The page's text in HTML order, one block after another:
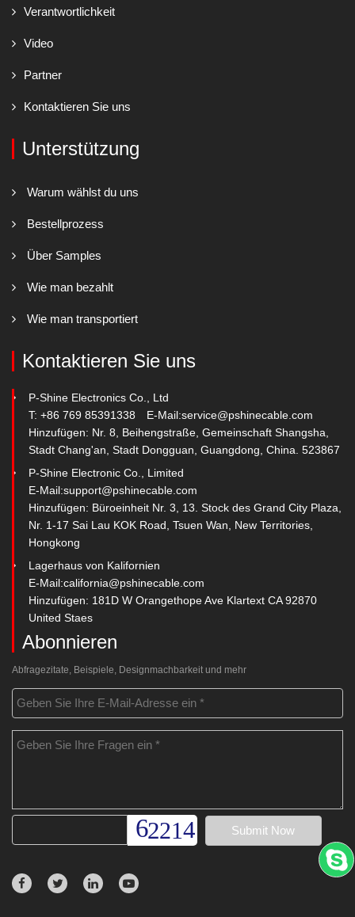
Verantwortlichkeit
Video
Partner
Kontaktieren Sie uns
Unterstützung
Warum wählst du uns
Bestellprozess
Über Samples
Wie man bezahlt
Wie man transportiert
Kontaktieren Sie uns
P-Shine Electronics Co., Ltd
T: +86 769 85391338
E-Mail:service@pshinecable.com
Hinzufügen: Nr. 8, Beihengstraße, Gemeinschaft Shangsha,
Stadt Chang'an, Stadt Dongguan, Guangdong, China. 523867
P-Shine Electronic Co., Limited
E-Mail:support@pshinecable.com
Hinzufügen: Büroeinheit Nr. 3, 13. Stock des Grand City Plaza,
Nr. 1-17 Sai Lau KOK Road, Tsuen Wan, New Territories,
Hongkong
Lagerhaus von Kalifornien
E-Mail:california@pshinecable.com
Hinzufügen: 181D W Orangethope Ave Klartext CA 92870
United Staes
Abonnieren
Abfragezitate, Beispiele, Designmachbarkeit und mehr